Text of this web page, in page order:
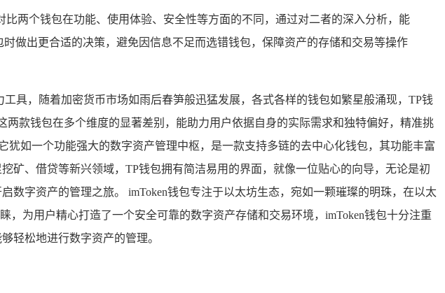
两个钱包在功能、使用体验、安全性等方面的不同，通过对二者的深入分析，能
做出更合适的决策，避免因信息不足而选错钱包，保障资产的存储和交易等操作
工具，随着加密货币市场如雨后春笋般迅猛发展，各式各样的钱包如繁星般涌现，TP钱
款钱包在多个维度的显著差别，能助力用户依据自身的实际需求和独特偏好，精准挑
犹如一个功能强大的数字资产管理中枢，是一款支持多链的去中心化钱包，其功能丰富
矿、借贷等新兴领域，TP钱包拥有简洁易用的界面，就像一位贴心的向导，无论是初
字资产的管理之旅。 imToken钱包专注于以太坊生态，宛如一颗璀璨的明珠，在以太
为用户精心打造了一个安全可靠的数字资产存储和交易环境，imToken钱包十分注重
轻松地进行数字资产的管理。